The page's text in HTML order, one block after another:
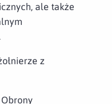
ale także
z